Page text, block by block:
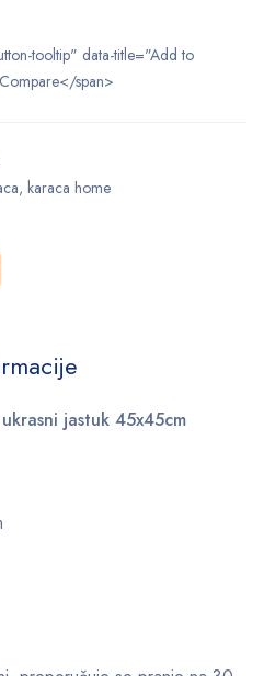
tooltip" data-title="Add to
span>
, karaca home
jastuk 45x45cm